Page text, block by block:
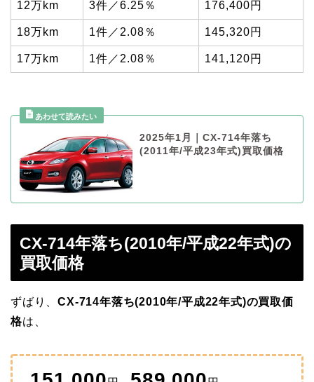
12万km 3件／6.25％ 176,400円
18万km 1件／2.08％ 145,320円
17万km 1件／2.08％ 141,120円
2025年1月｜CX-714年落ち
(2011年/平成23年式)買取価格
CX-714年落ち(2010年/平成22年式)の
買取価格
ずばり、CX-714年落ち(2010年/平成22年式)の買取価
格は、